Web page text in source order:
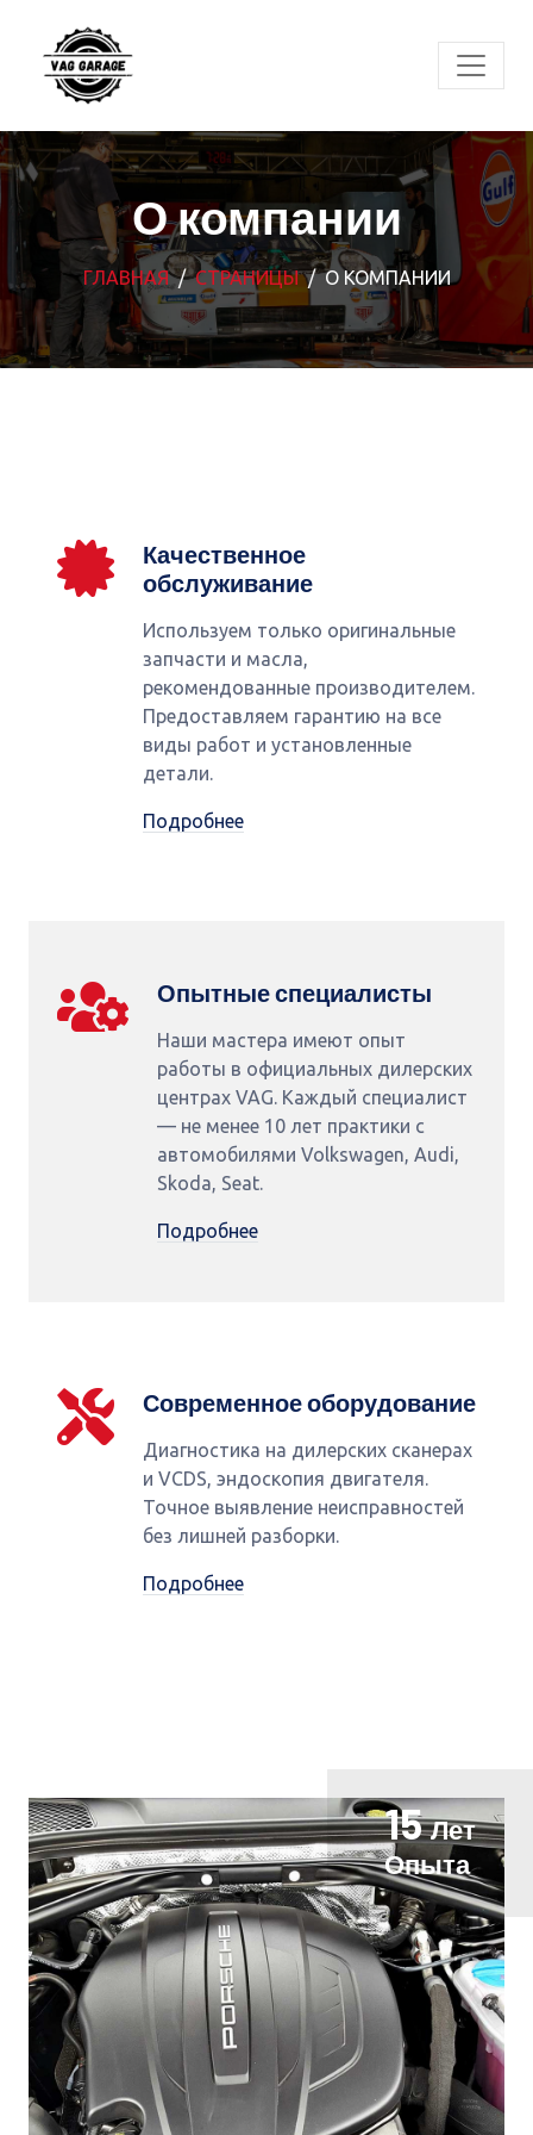
О компании
ГЛАВНАЯ СТРАНИЦЫ О КОМПАНИИ
Качественное
обслуживание
Используем только оригинальные
запчасти и масла,
рекомендованные производителем.
Предоставляем гарантию на все
виды работ и установленные
детали.
Подробнее
Опытные специалисты
Наши мастера имеют опыт
работы в официальных дилерских
центрах VAG. Каждый специалист
— не менее 10 лет практики с
автомобилями Volkswagen, Audi,
Skoda, Seat.
Подробнее
Современное оборудование
Диагностика на дилерских сканерах
и VCDS, эндоскопия двигателя.
Точное выявление неисправностей
без лишней разборки.
Подробнее
15Лет
Опыта